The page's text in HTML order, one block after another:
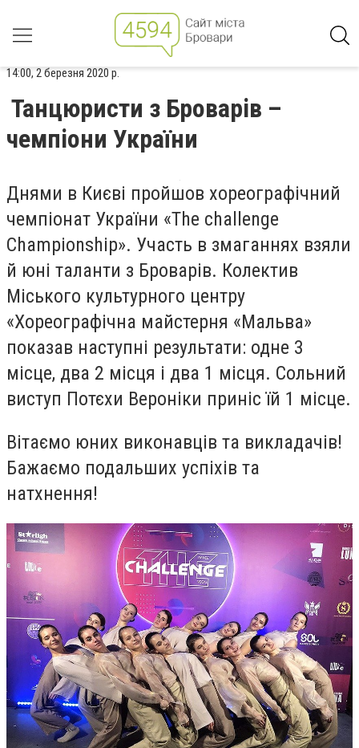
14:00, 2 березня 2020 р.
Танцюристи з Броварів –
чемпіони України
Днями в Києві пройшов хореографічний
чемпіонат України «The challenge
Championship». Участь в змаганнях взяли
й юні таланти з Броварів. Колектив
Міського культурного центру
«Хореографічна майстерня «Мальва»
показав наступні результати: одне 3
місце, два 2 місця і два 1 місця. Сольний
виступ Потєхи Вероніки приніс їй 1 місце.
Вітаємо юних виконавців та викладачів!
Бажаємо подальших успіхів та
натхнення!